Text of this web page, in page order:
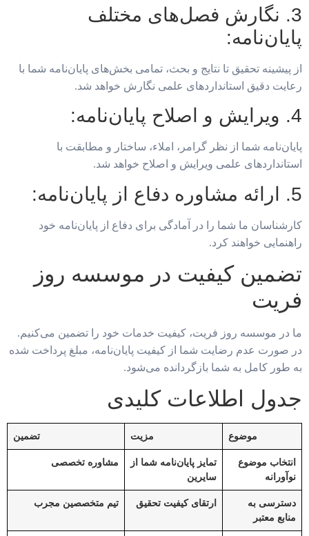
3. نگارش فصل‌های مختلف
پایان‌نامه:
از پیشینه تحقیق تا نتایج و بحث، تمامی بخش‌های پایان‌نامه شما با
رعایت دقیق استانداردهای علمی نگارش خواهد شد.
4. ویرایش و اصلاح پایان‌نامه:
پایان‌نامه شما از نظر گرامر، املاء، ساختار و مطابقت با
استانداردهای علمی ویرایش و اصلاح خواهد شد.
5. ارائه مشاوره دفاع از پایان‌نامه:
کارشناسان ما شما را در آمادگی برای دفاع از پایان‌نامه خود
راهنمایی خواهند کرد.
تضمین کیفیت در موسسه روز
فریت
ما در موسسه روز فریت، کیفیت خدمات خود را تضمین می‌کنیم.
در صورت عدم رضایت شما از کیفیت پایان‌نامه، مبلغ پرداخت شده
به طور کامل به شما بازگردانده می‌شود.
جدول اطلاعات کلیدی
موضوع مزیت تضمین
انتخاب موضوع
نوآورانه
تمایز پایان‌نامه شما از
سایرین
مشاوره تخصصی
دسترسی به
منابع معتبر
ارتقای کیفیت تحقیق تیم متخصصین مجرب